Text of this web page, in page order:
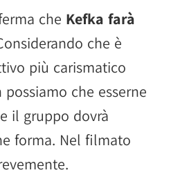
che Kefka farà
che è
più carismatico
che esserne
il gruppo dovrà
forma. Nel filmato